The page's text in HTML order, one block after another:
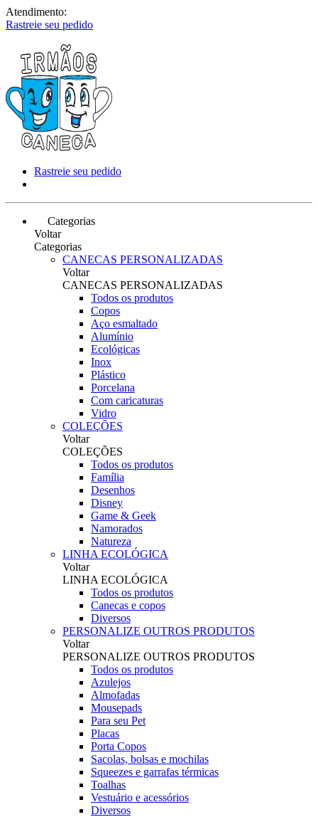
Atendimento:
Rastreie seu pedido
Rastreie seu pedido
Categorias
Voltar
Categorias
CANECAS PERSONALIZADAS
Voltar
CANECAS PERSONALIZADAS
Todos os produtos
Copos
Aço esmaltado
Alumínio
Ecológicas
Inox
Plástico
Porcelana
Com caricaturas
Vidro
COLEÇÕES
Voltar
COLEÇÕES
Todos os produtos
Família
Desenhos
Disney
Game & Geek
Namorados
Natureza
LINHA ECOLÓGICA
Voltar
LINHA ECOLÓGICA
Todos os produtos
Canecas e copos
Diversos
PERSONALIZE OUTROS PRODUTOS
Voltar
PERSONALIZE OUTROS PRODUTOS
Todos os produtos
Azulejos
Almofadas
Mousepads
Para seu Pet
Placas
Porta Copos
Sacolas, bolsas e mochilas
Squeezes e garrafas térmicas
Toalhas
Vestuário e acessórios
Diversos